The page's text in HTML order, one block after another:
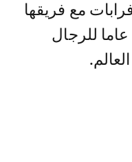
مع فريقها
النسائي احتكارا استمر 92 عاما للرجال